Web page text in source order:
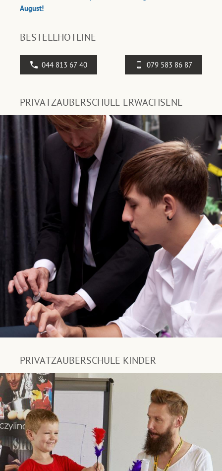
August!
BESTELLHOTLINE
044 813 67 40 079 583 86 87
PRIVATZAUBERSCHULE ERWACHSENE
PRIVATZAUBERSCHULE KINDER